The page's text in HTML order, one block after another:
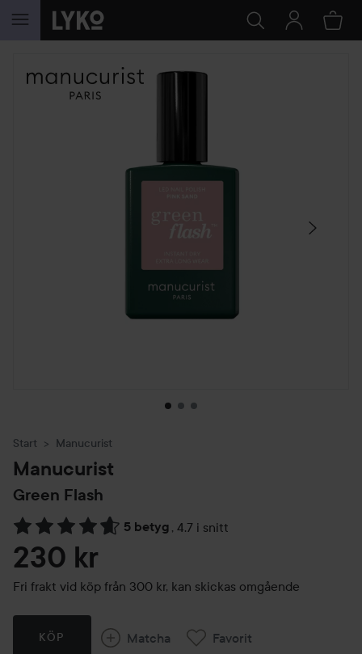
HOPPA TILL INNEHÅLLET
HOPPA ÖVER SEKTIONEN
Start Manucurist
Manucurist
Green Flash
5 betyg , 4.7 i snitt
Hoppa till Betyg & kommentarer
230 kr
Fri frakt vid köp från 300 kr, kan skickas omgående
KÖP Matcha Favorit